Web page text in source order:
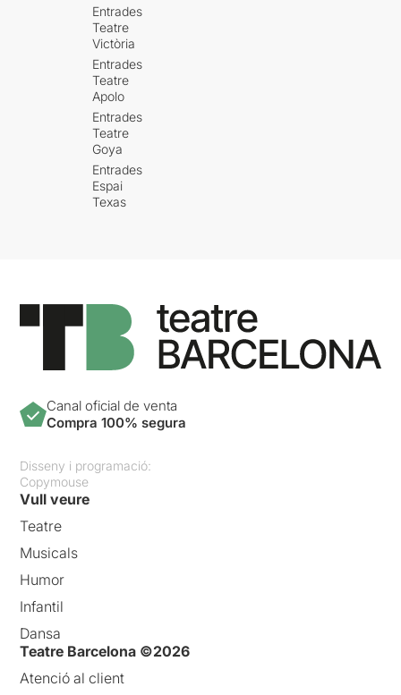
Entrades
Teatre
Victòria
Entrades
Teatre
Apolo
Entrades
Teatre
Goya
Entrades
Espai
Texas
Canal oficial de venta
Compra 100% segura
Disseny i programació:
Copymouse
Vull veure
Teatre
Musicals
Humor
Infantil
Dansa
Teatre Barcelona ©2026
Atenció al client